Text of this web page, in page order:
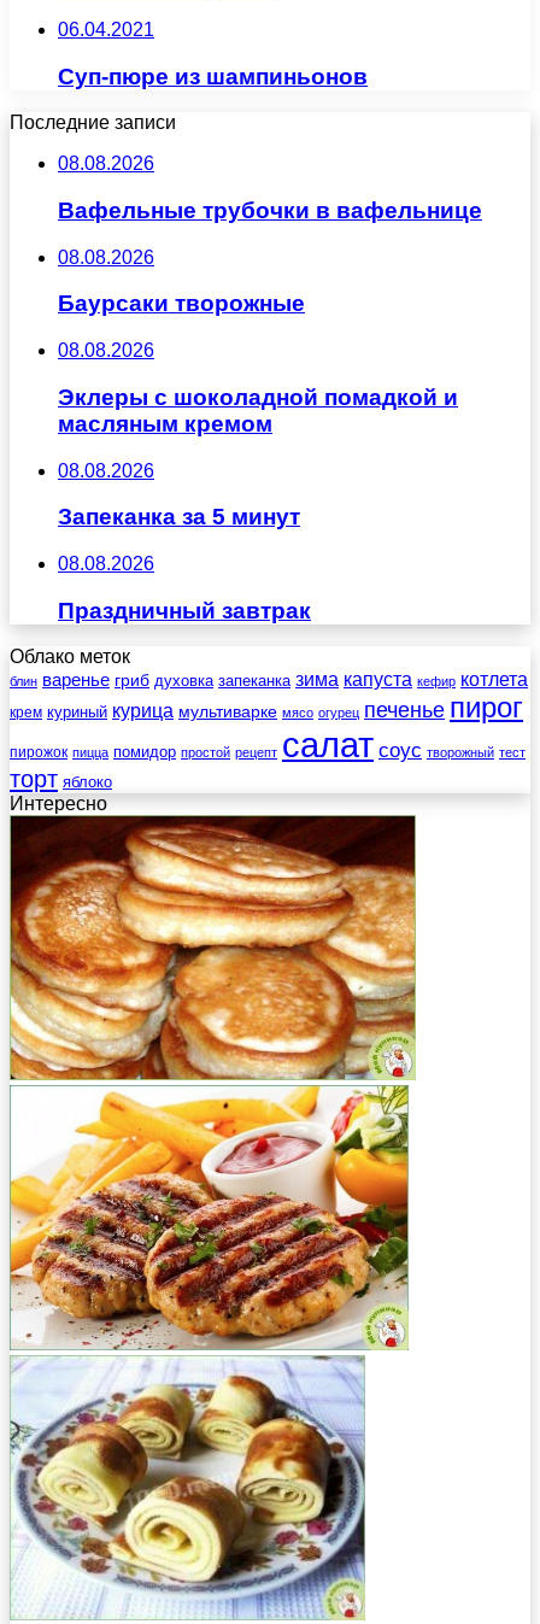
06.04.2021
Суп-пюре из шампиньонов
Последние записи
08.08.2026
Вафельные трубочки в вафельнице
08.08.2026
Баурсаки творожные
08.08.2026
Эклеры с шоколадной помадкой и
масляным кремом
08.08.2026
Запеканка за 5 минут
08.08.2026
Праздничный завтрак
Облако меток
блин варенье гриб духовка запеканка зима капуста кефир котлета
крем куриный курица мультиварке мясо огурец печенье пирог
пирожок пицца помидор простой рецепт салат соус творожный тест
торт яблоко
Интересно